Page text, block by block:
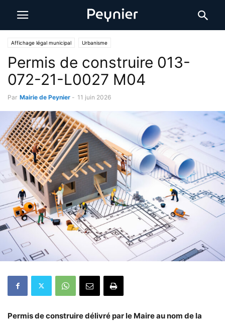
Affichage légal municipal Urbanisme
Permis de construire 013-
072-21-L0027 M04
Par Mairie de Peynier - 11 juin 2026
Permis de construire délivré par le Maire au nom de la